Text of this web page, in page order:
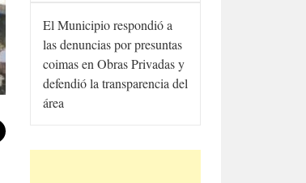
El Municipio respondió a
las denuncias por presuntas
coimas en Obras Privadas y
defendió la transparencia del
área